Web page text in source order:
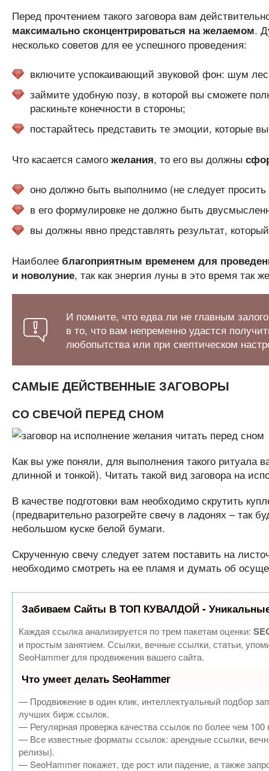
Перед прочтением такого заговора вам
максимально сконцентрироваться на желаемом.
несколько советов для ее успешного проведения:
включите успокаивающий звуковой фон: шум
займите удобную позу, в которой вы сможете
раскиньте конечности в стороны;
постарайтесь представить те эмоции, которые
Что касается самого желания, то его вы должны
оно должно быть выполнимо (не следует
в его формулировке не должно быть
вы должны явно представлять результат,
Наиболее благоприятным временем для
и новолуние, так как энергия луны в это время так
И помните, что едва ли не главным
в то, что вам непременно удастся
любопытства или при скептическом
САМЫЕ ДЕЙСТВЕННЫЕ ЗАГОВОРЫ
СО СВЕЧОЙ ПЕРЕД СНОМ
Как вы уже поняли, для выполнения такого ритуала
длинной и тонкой). Читать такой вид заговора на
В качестве подготовки вам необходимо скрутить
(предварительно разогрейте свечу в ладонях – так
небольшом куске белой бумаги.
Скрученную свечу следует затем поставить на
необходимо смотреть на ее пламя и думать об
Забиваем Сайты В ТОП КУВАЛДОЙ - Уникальные
Каждая ссылка анализируется по трем пакетам оценки:
и простым занятием. Ссылки, вечные ссылки, статьи,
SeoHammer для продвижения вашего сайта.
Что умеет делать SeoHammer
— Продвижение в один клик, интеллектуальный подбор
лучших бирж ссылок.
— Регулярная проверка качества ссылок по более чем
— Все известные форматы ссылок: арендные ссылки,
релизы).
— SeoHammer покажет, где рост или падение, а также